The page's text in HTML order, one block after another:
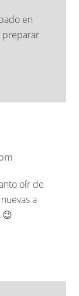
en
preparar
oír de
a
😉